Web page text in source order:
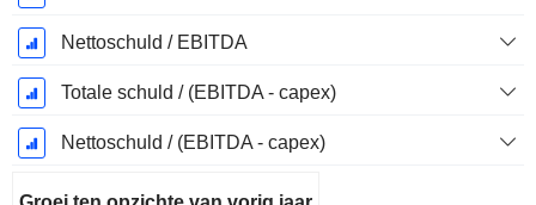
Nettoschuld / EBITDA
Totale schuld / (EBITDA - capex)
Nettoschuld / (EBITDA - capex)